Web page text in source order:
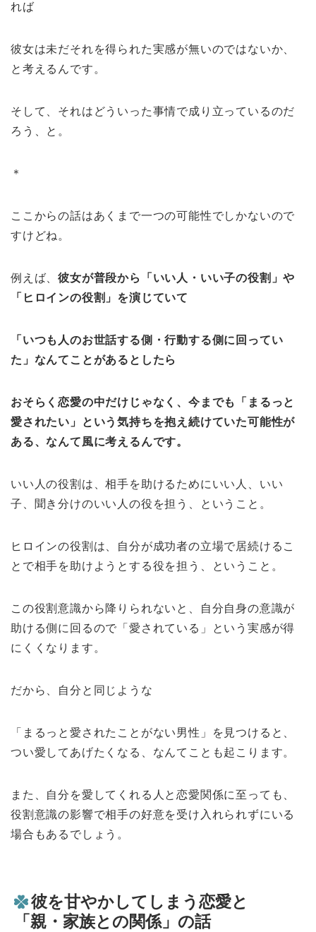
れば
彼女は未だそれを得られた実感が無いのではないか、
と考えるんです。
そして、それはどういった事情で成り立っているのだ
ろう、と。
＊
ここからの話はあくまで一つの可能性でしかないので
すけどね。
例えば、彼女が普段から「いい人・いい子の役割」や
「ヒロインの役割」を演じていて
「いつも人のお世話する側・行動する側に回ってい
た」なんてことがあるとしたら
おそらく恋愛の中だけじゃなく、今までも「まるっと
愛されたい」という気持ちを抱え続けていた可能性が
ある、なんて風に考えるんです。
いい人の役割は、相手を助けるためにいい人、いい
子、聞き分けのいい人の役を担う、ということ。
ヒロインの役割は、自分が成功者の立場で居続けるこ
とで相手を助けようとする役を担う、ということ。
この役割意識から降りられないと、自分自身の意識が
助ける側に回るので「愛されている」という実感が得
にくくなります。
だから、自分と同じような
「まるっと愛されたことがない男性」を見つけると、
つい愛してあげたくなる、なんてことも起こります。
また、自分を愛してくれる人と恋愛関係に至っても、
役割意識の影響で相手の好意を受け入れられずにいる
場合もあるでしょう。
彼を甘やかしてしまう恋愛と
「親・家族との関係」の話